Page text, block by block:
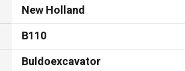
New Holland
B110
Buldoexcavator